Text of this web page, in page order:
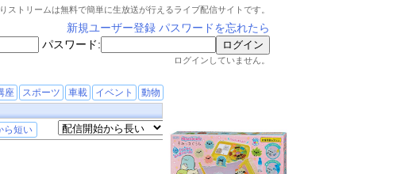
ストリームは無料で簡単に生放送が行えるライブ配信サイトです。
新規ユーザー登録 パスワードを忘れたら
パスワード:
ログインしていません。
座 スポーツ 車載 イベント 動物
ら短い